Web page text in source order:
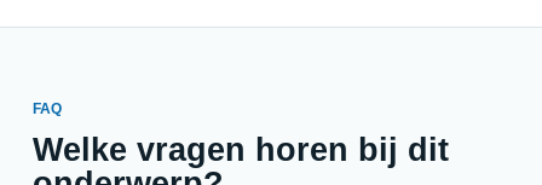
FAQ
Welke vragen horen bij dit